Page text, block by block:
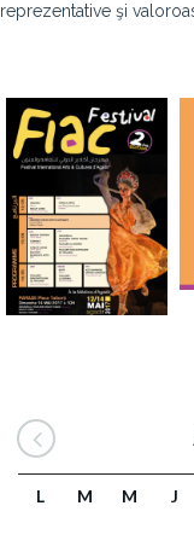
reprezentative şi
L M M J